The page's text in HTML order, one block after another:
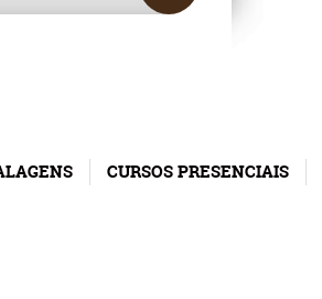
CURSOS PRESENCIAIS